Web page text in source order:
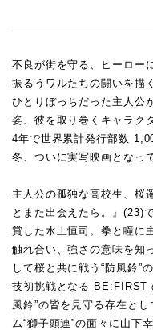
不良が街を守る、ヒーロー
振るうワルたちの闘いを描
ひとりぼっちだった主人公
姿、彼を取り巻くキャラク
4年で世界累計発行部数
冬、ついに実写映画となっ
主人公の孤独な高校生、桜
とまた出会えたら。』(23)
賞した水上恒司。拳と瞳に
触れ合い、強さの意味を知
して桜と共に戦う“防風鈴”
技初挑戦となる BE:FIRST
風鈴”の皆を見守る存在と
ム“獅子頭連”の面々に山下